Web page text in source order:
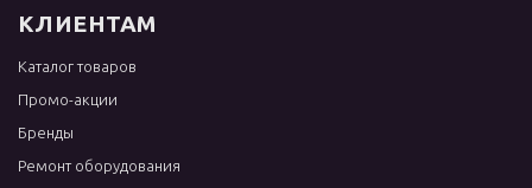
КЛИЕНТАМ
Каталог товаров
Промо-акции
Бренды
Ремонт оборудования